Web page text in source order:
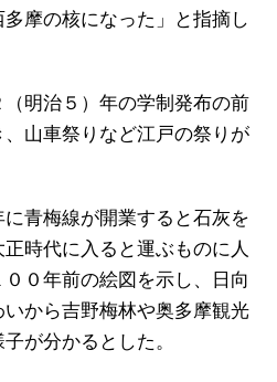
摩の核になった」と指摘し
明治５）年の学制発布の前
山車祭りなど江戸の祭りが
青梅線が開業すると石灰を
時代に入ると運ぶものに人
０年前の絵図を示し、日向
から吉野梅林や奥多摩観光
が分かるとした。